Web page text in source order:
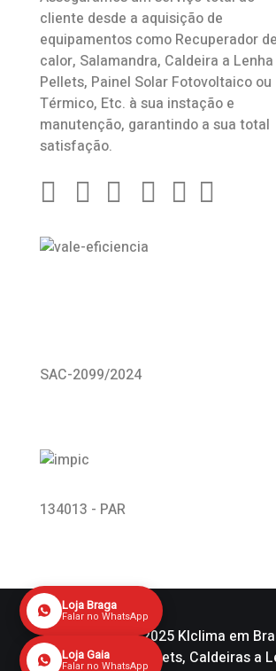
cliente desde a aquisição de
equipamentos como Recuperador de
calor, Salamandra, Caldeira a
Pellets, Painel Solar Fotovoltaico ou
Térmico, Etc. à sua instação e
manutenção, garantindo a sua total
satisfação.
SAC-2099/2024
134013 - PAR
Copyright © 2025 Klclima em
Caldeiras a Pellets, Caldeiras a
Loja Braga
Falar no WhatsApp
Loja Gaia
Falar no WhatsApp